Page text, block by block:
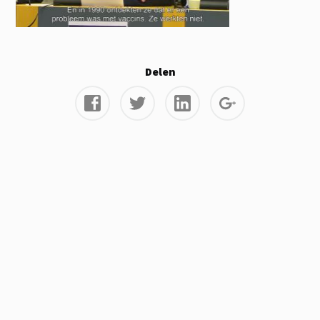
Delen